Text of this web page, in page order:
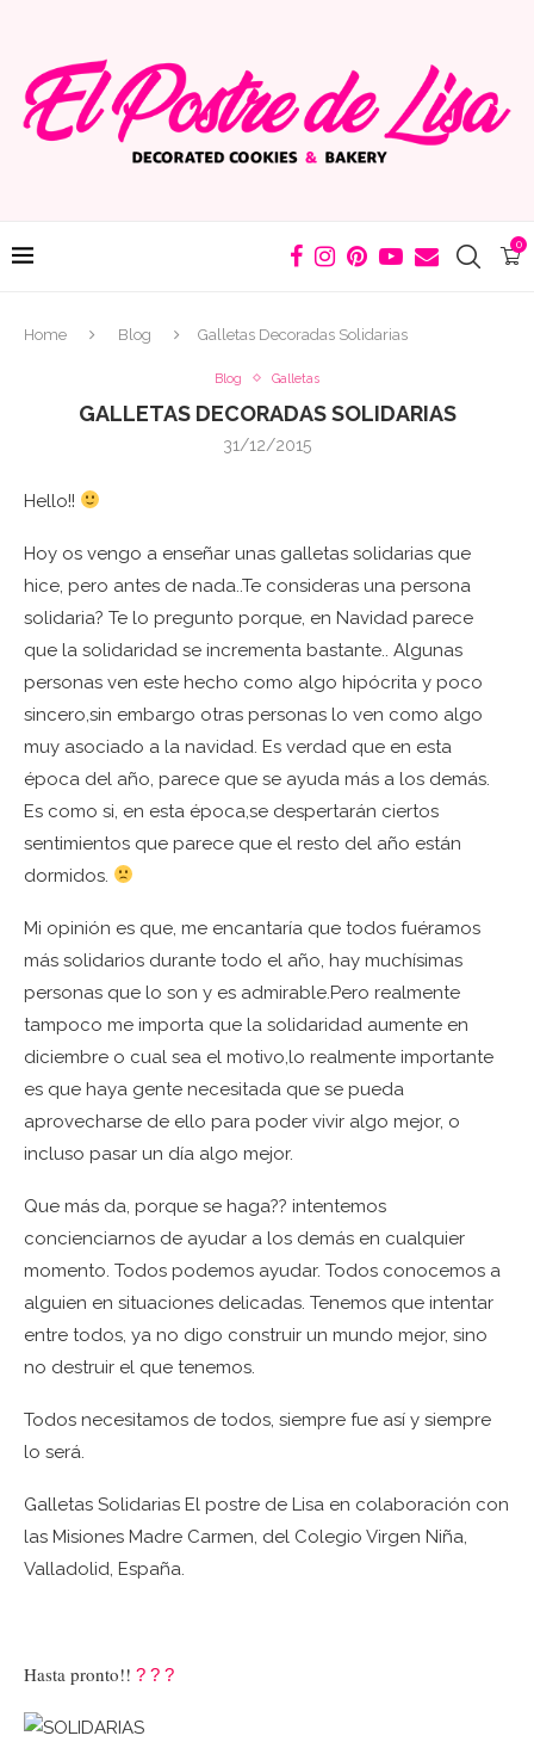
0
Home Blog Galletas Decoradas Solidarias
Blog Galletas
GALLETAS DECORADAS SOLIDARIAS
31/12/2015
Hello!!
Hoy os vengo a enseñar unas galletas solidarias que
hice, pero antes de nada..Te consideras una persona
solidaria? Te lo pregunto porque, en Navidad parece
que la solidaridad se incrementa bastante.. Algunas
personas ven este hecho como algo hipócrita y poco
sincero,sin embargo otras personas lo ven como algo
muy asociado a la navidad. Es verdad que en esta
época del año, parece que se ayuda más a los demás.
Es como si, en esta época,se despertarán ciertos
sentimientos que parece que el resto del año están
dormidos.
Mi opinión es que, me encantaría que todos fuéramos
más solidarios durante todo el año, hay muchísimas
personas que lo son y es admirable.Pero realmente
tampoco me importa que la solidaridad aumente en
diciembre o cual sea el motivo,lo realmente importante
es que haya gente necesitada que se pueda
aprovecharse de ello para poder vivir algo mejor, o
incluso pasar un día algo mejor.
Que más da, porque se haga?? intentemos
concienciarnos de ayudar a los demás en cualquier
momento. Todos podemos ayudar. Todos conocemos a
alguien en situaciones delicadas. Tenemos que intentar
entre todos, ya no digo construir un mundo mejor, sino
no destruir el que tenemos.
Todos necesitamos de todos, siempre fue así y siempre
lo será.
Galletas Solidarias El postre de Lisa en colaboración con
las Misiones Madre Carmen, del Colegio Virgen Niña,
Valladolid, España.
Hasta pronto!! ? ? ?